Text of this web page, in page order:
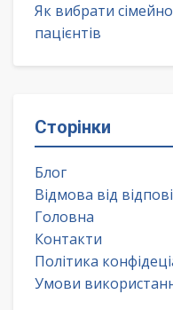
Як вибрати
пацієнтів
Сторінки
Блог
Відмова від
Головна
Контакти
Політика
Умови